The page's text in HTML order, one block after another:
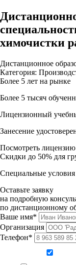
химочистки
Дистанционное
Категория:
Более 5 лет на рынке
Более 5 тысяч
Лицензионный
Занесение
Посмотреть лицензию
Скидки до 50% для
Специальные
Оставьте заявку
на подробную
по дистанционному
Ваше имя*
Организация
Телефон*